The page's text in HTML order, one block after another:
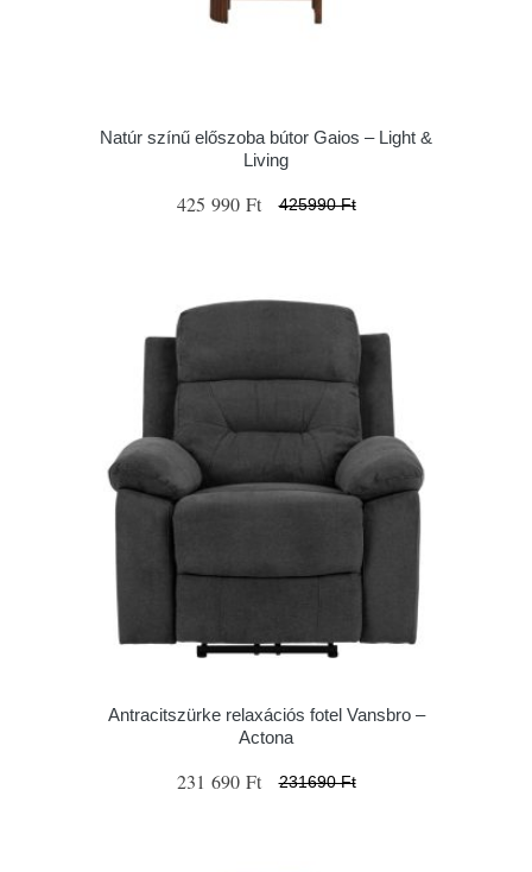
Natúr színű előszoba bútor Gaios – Light &
Living
425 990 Ft 425990 Ft
Antracitszürke relaxációs fotel Vansbro –
Actona
231 690 Ft 231690 Ft